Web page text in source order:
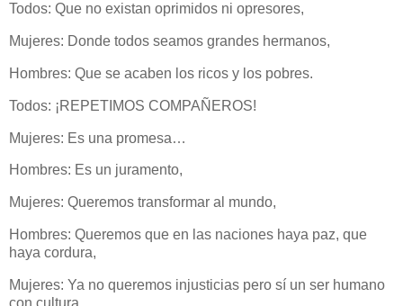
Todos: Que no existan oprimidos ni opresores,
Mujeres: Donde todos seamos grandes hermanos,
Hombres: Que se acaben los ricos y los pobres.
Todos: ¡REPETIMOS COMPAÑEROS!
Mujeres: Es una promesa…
Hombres: Es un juramento,
Mujeres: Queremos transformar al mundo,
Hombres: Queremos que en las naciones haya paz, que
haya cordura,
Mujeres: Ya no queremos injusticias pero sí un ser humano
con cultura.